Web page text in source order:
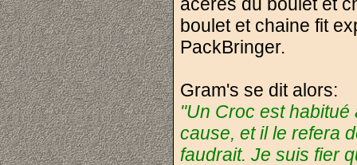
boulet et chaine fit
PackBringer.
Gram's se dit alors:
"Un Croc est
cause, et il le refera
faudrait. Je suis fier